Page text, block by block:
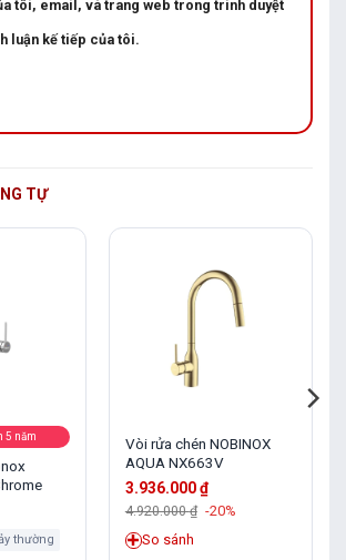
tôi, email, và trang web trong trình duyệt
luận kế tiếp của tôi.
TỰ
5 năm
thường
Vòi rửa chén NOBINOX
AQUA NX663V
3.936.000₫
4.920.000₫ -20%
So sánh